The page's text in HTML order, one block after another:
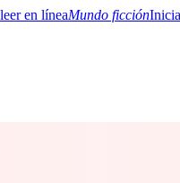
Mundo ficción